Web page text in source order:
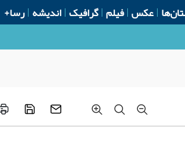
عکس فیلم گرافیک اندیشه رسا+